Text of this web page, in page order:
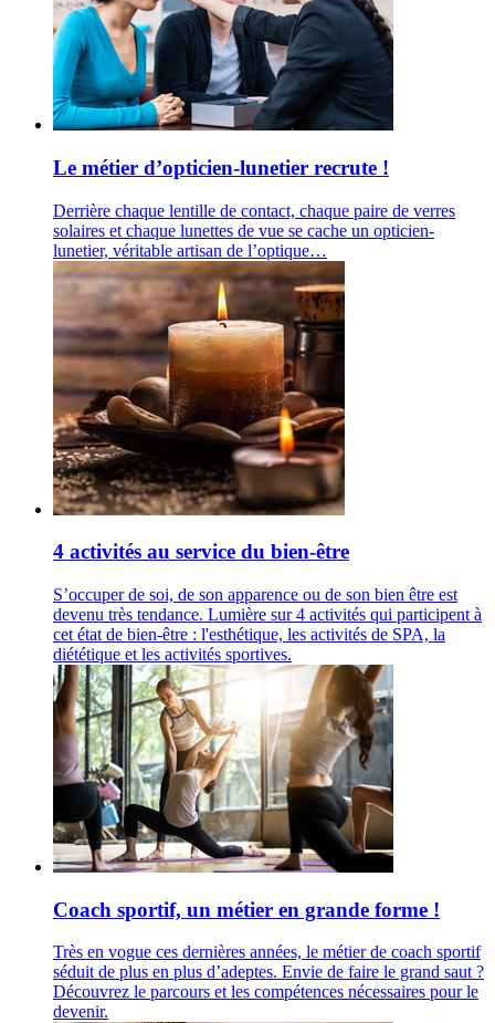
Le métier d’opticien-lunetier recrute !
Derrière chaque lentille de contact, chaque paire de verres
solaires et chaque lunettes de vue se cache un opticien-
lunetier, véritable artisan de l’optique…
4 activités au service du bien-être
S’occuper de soi, de son apparence ou de son bien être est
devenu très tendance. Lumière sur 4 activités qui participent à
cet état de bien-être : l'esthétique, les activités de SPA, la
diététique et les activités sportives.
Coach sportif, un métier en grande forme !
Très en vogue ces dernières années, le métier de coach sportif
séduit de plus en plus d’adeptes. Envie de faire le grand saut ?
Découvrez le parcours et les compétences nécessaires pour le
devenir.